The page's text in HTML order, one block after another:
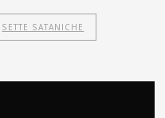
SETTE SATANICHE